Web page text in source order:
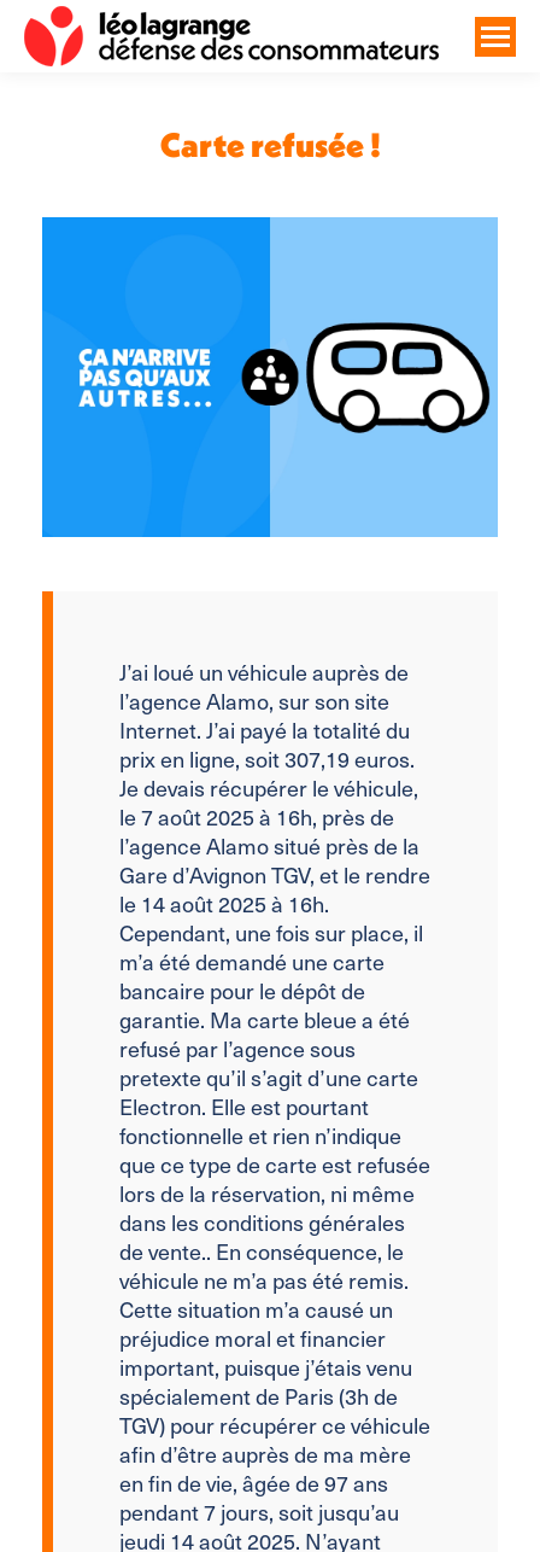
Carte refusée !
J’ai loué un véhicule auprès de
l’agence Alamo, sur son site
Internet. J’ai payé la totalité du
prix en ligne, soit 307,19 euros.
Je devais récupérer le véhicule,
le 7 août 2025 à 16h, près de
l’agence Alamo situé près de la
Gare d’Avignon TGV, et le rendre
le 14 août 2025 à 16h.
Cependant, une fois sur place, il
m’a été demandé une carte
bancaire pour le dépôt de
garantie. Ma carte bleue a été
refusé par l’agence sous
pretexte qu’il s’agit d’une carte
Electron. Elle est pourtant
fonctionnelle et rien n’indique
que ce type de carte est refusée
lors de la réservation, ni même
dans les conditions générales
de vente.. En conséquence, le
véhicule ne m’a pas été remis.
Cette situation m’a causé un
préjudice moral et financier
important, puisque j’étais venu
spécialement de Paris (3h de
TGV) pour récupérer ce véhicule
afin d’être auprès de ma mère
en fin de vie, âgée de 97 ans
pendant 7 jours, soit jusqu’au
jeudi 14 août 2025. N’ayant